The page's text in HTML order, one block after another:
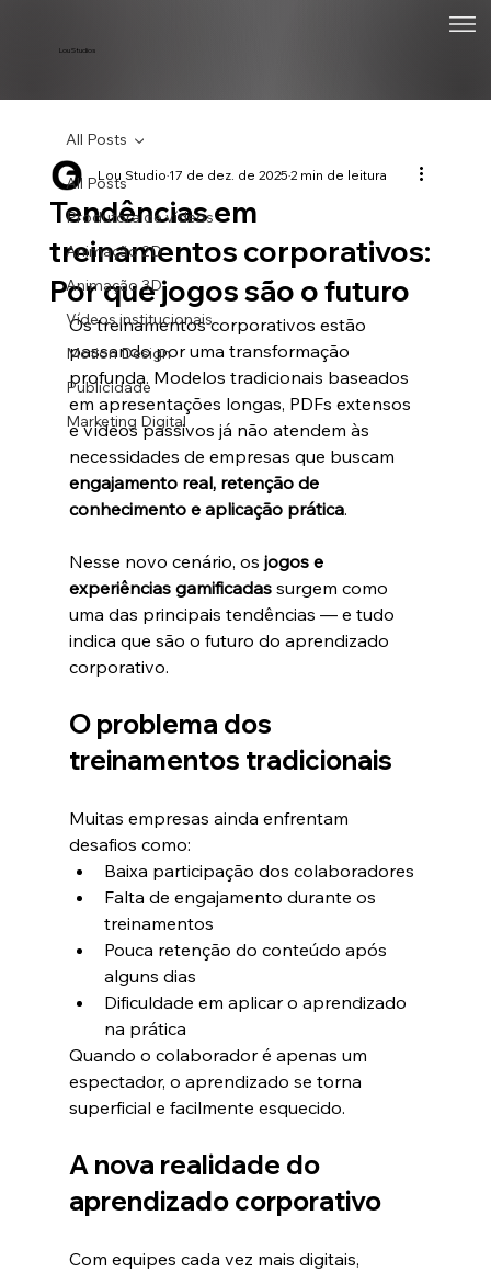
Lou Studios
All Posts
Produtora de vídeos
Animação 2D
Animação 3D
Vídeos institucionais
Motion Design
Publicidade
Marketing Digital
All Posts
Tendências em
treinamentos corporativos:
Por que jogos são o futuro
Lou Studio17 de dez. de 20252 min de leitura
Os treinamentos corporativos estão
passando por uma transformação
profunda. Modelos tradicionais baseados
em apresentações longas, PDFs extensos
e vídeos passivos já não atendem às
necessidades de empresas que buscam
engajamento real, retenção de
conhecimento e aplicação prática.
Nesse novo cenário, os jogos e
experiências gamificadas surgem como
uma das principais tendências — e tudo
indica que são o futuro do aprendizado
corporativo.
O problema dos
treinamentos tradicionais
Muitas empresas ainda enfrentam
desafios como:
Baixa participação dos colaboradores
Falta de engajamento durante os
treinamentos
Pouca retenção do conteúdo após
alguns dias
Dificuldade em aplicar o aprendizado
na prática
Quando o colaborador é apenas um
espectador, o aprendizado se torna
superficial e facilmente esquecido.
A nova realidade do
aprendizado corporativo
Com equipes cada vez mais digitais,